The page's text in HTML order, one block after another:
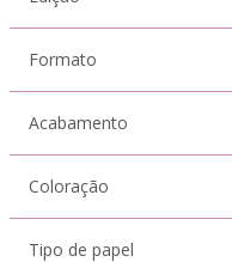
Formato
Acabamento
Coloração
Tipo de papel